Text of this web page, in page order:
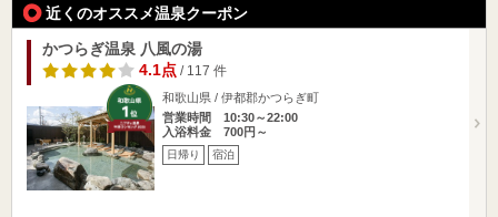
近くのオススメ温泉クーポン
かつらぎ温泉 八風の湯
4.1点/ 117 件
和歌山県 / 伊都郡かつらぎ町
営業時間 10:30～22:00
入浴料金 700円～
日帰り 宿泊